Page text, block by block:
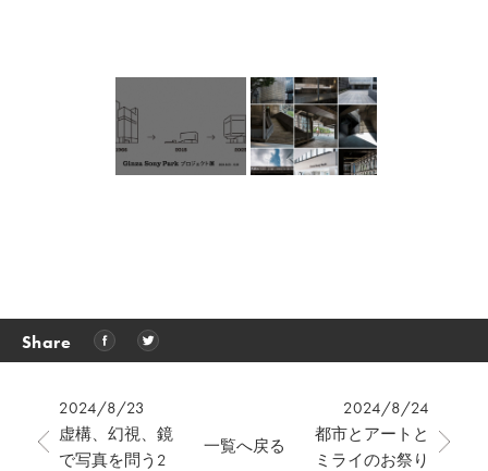
Share
2024/8/23
虚構、幻視、鏡
で写真を問う2
2024/8/24
都市とアートと
ミライのお祭り
一覧へ戻る